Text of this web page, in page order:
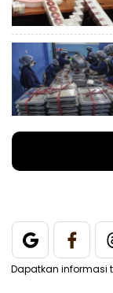
Dapatkan informasi